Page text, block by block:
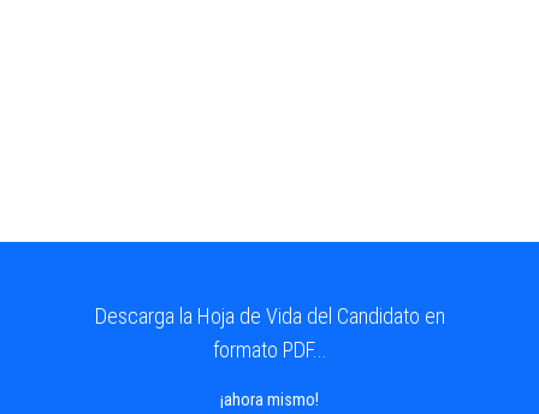
Descarga la Hoja de Vida del Candidato en
formato PDF...
¡ahora mismo!